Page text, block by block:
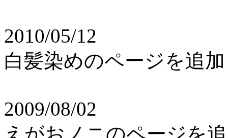
2010/05/12
白髪染めのページを追
2009/08/02
えがおノニのページを